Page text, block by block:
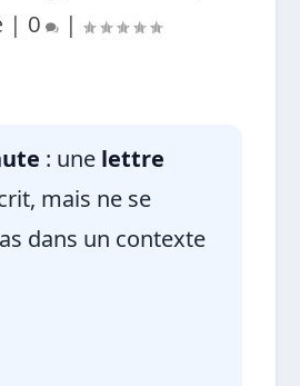
| 0 |
: une lettre
mais ne se
dans un contexte